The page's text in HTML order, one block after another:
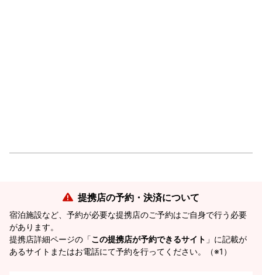
提携店の予約・決済について
宿泊施設など、予約が必要な提携店のご予約はご自身で行う必要
があります。
提携店詳細ページの「この提携店が予約できるサイト 」に記載が
あるサイトまたはお電話にて予約を行ってください。（※1）